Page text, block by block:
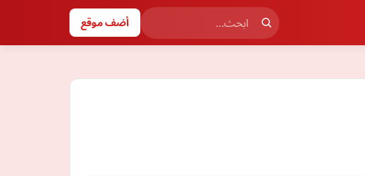
أضف موقع